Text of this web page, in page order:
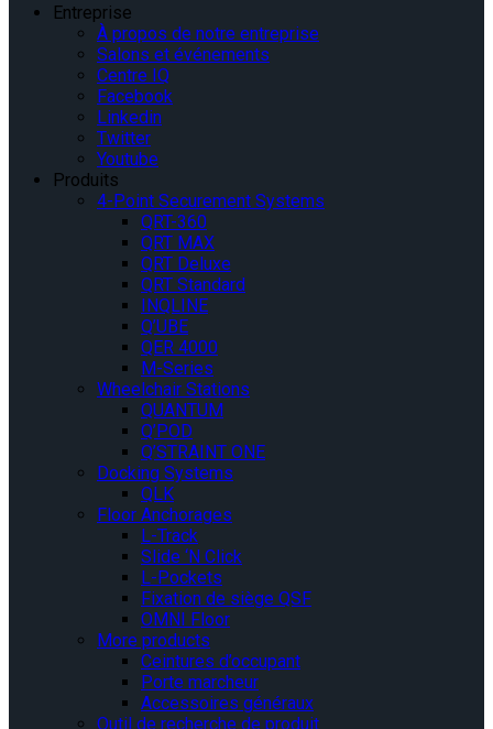
Entreprise
À propos de notre entreprise
Salons et événements
Centre IQ
Facebook
Linkedin
Twitter
Youtube
Produits
4-Point Securement Systems
QRT-360
QRT MAX
QRT Deluxe
QRT Standard
INQLINE
Q’UBE
QER 4000
M-Series
Wheelchair Stations
QUANTUM
Q’POD
Q’STRAINT ONE
Docking Systems
QLK
Floor Anchorages
L-Track
Slide ‘N Click
L-Pockets
Fixation de siège QSF
OMNI Floor
More products
Ceintures d’occupant
Porte marcheur
Accessoires généraux
Outil de recherche de produit